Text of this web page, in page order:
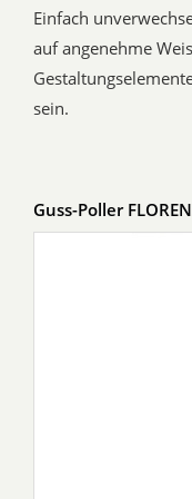
Einfach
auf angenehme
sein.
Guss-Poller